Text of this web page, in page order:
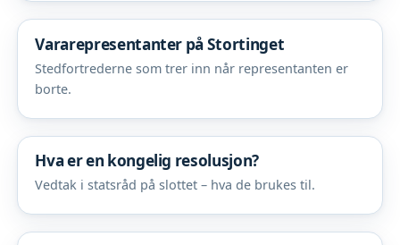
Vararepresentanter på Stortinget
Stedfortrederne som trer inn når representanten er
borte.
Hva er en kongelig resolusjon?
Vedtak i statsråd på slottet – hva de brukes til.